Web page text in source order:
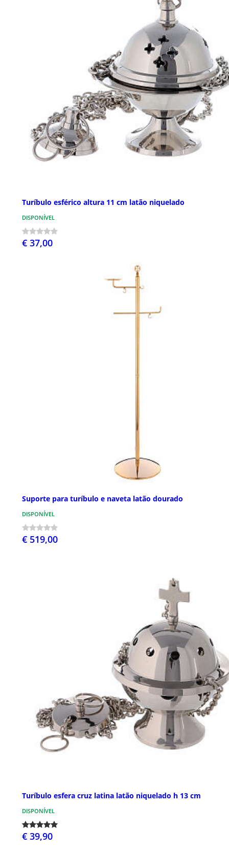
Turíbulo esférico altura 11 cm latão niquelado
DISPONÍVEL
€ 37,00
Suporte para turíbulo e naveta latão dourado
DISPONÍVEL
€ 519,00
Turíbulo esfera cruz latina latão niquelado h 13 cm
DISPONÍVEL
€ 39,90